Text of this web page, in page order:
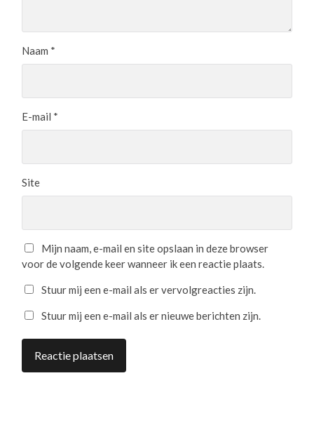
Naam *
E-mail *
Site
Mijn naam, e-mail en site opslaan in deze browser
voor de volgende keer wanneer ik een reactie plaats.
Stuur mij een e-mail als er vervolgreacties zijn.
Stuur mij een e-mail als er nieuwe berichten zijn.